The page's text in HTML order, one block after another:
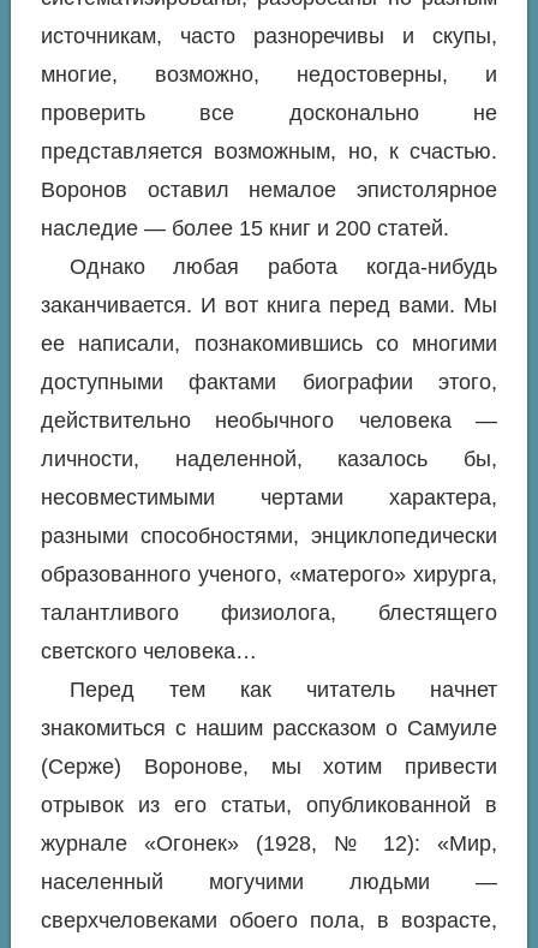
источникам, часто разноречивы и скупы,
многие, возможно, недостоверны, и
проверить все досконально не
представляется возможным, но, к счастью.
Воронов оставил немалое эпистолярное
наследие — более 15 книг и 200 статей.
Однако любая работа когда-нибудь
заканчивается. И вот книга перед вами. Мы
ее написали, познакомившись со многими
доступными фактами биографии этого,
действительно необычного человека —
личности, наделенной, казалось бы,
несовместимыми чертами характера,
разными способностями, энциклопедически
образованного ученого, «матерого» хирурга,
талантливого физиолога, блестящего
светского человека…
Перед тем как читатель начнет
знакомиться с нашим рассказом о Самуиле
(Серже) Воронове, мы хотим привести
отрывок из его статьи, опубликованной в
журнале «Огонек» (1928, № 12): «Мир,
населенный могучими людьми —
сверхчеловеками обоего пола, в возрасте,